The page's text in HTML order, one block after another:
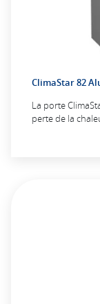
ClimaStar 82
La porte
perte de la